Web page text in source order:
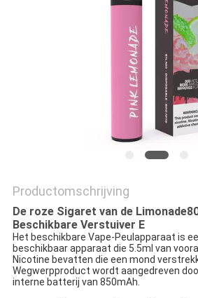
Productomschrijving
De roze Sigaret van de
Beschikbare Verstuiver E
Het beschikbare Vape-Peulapparaat is
beschikbaar apparaat die 5.5ml van
Nicotine bevatten die een mond
Wegwerpproduct wordt aangedreven
interne batterij van 850mAh.